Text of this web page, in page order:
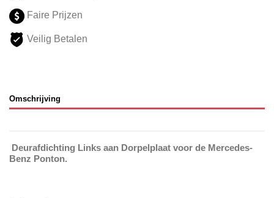
Faire Prijzen
Veilig Betalen
Omschrijving
Deurafdichting Links aan Dorpelplaat voor de Mercedes-
Benz Ponton.